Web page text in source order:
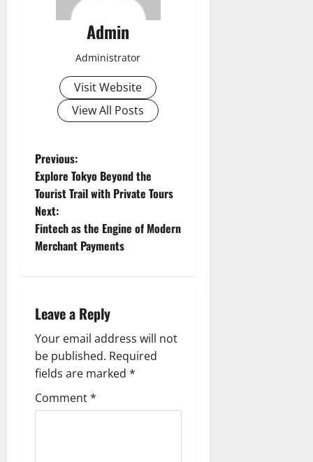
Admin
Administrator
Visit Website
View All Posts
P
o
s
t
a
v
i
g
Previous:
Explore Tokyo Beyond the
Tourist Trail with Private Tours
Next:
Fintech as the Engine of Modern
Merchant Payments
Leave a Reply
Your email address will not
be published. Required
fields are marked *
Comment*